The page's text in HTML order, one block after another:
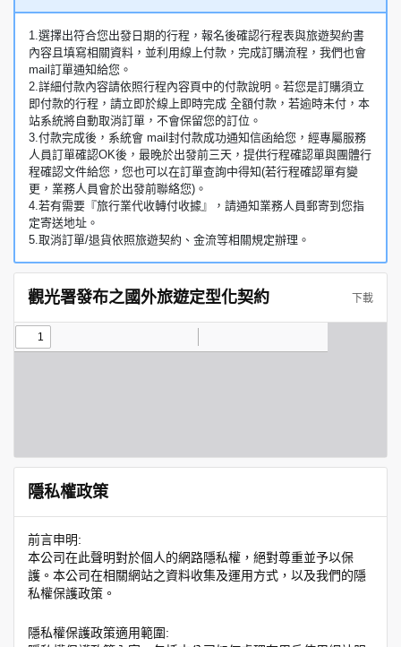
1.選擇出符合您出發日期的行程，報名後確認行程表與旅遊契約書
內容且填寫相關資料，並利用線上付款，完成訂購流程，我們也會
mail訂單通知給您。
2.詳細付款內容請依照行程內容頁中的付款說明。若您是訂購須立
即付款的行程，請立即於線上即時完成 全額付款，若逾時未付，本
站系統將自動取消訂單，不會保留您的訂位。
3.付款完成後，系統會 mail封付款成功通知信函給您，經專屬服務
人員訂單確認OK後，最晚於出發前三天，提供行程確認單與團體行
程確認文件給您，您也可以在訂單查詢中得知(若行程確認單有變
更，業務人員會於出發前聯絡您)。
4.若有需要『旅行業代收轉付收據』，請通知業務人員郵寄到您指
定寄送地址。
5.取消訂單/退貨依照旅遊契約、金流等相關規定辦理。
觀光署發布之國外旅遊定型化契約 下載
隱私權政策
前言申明:
本公司在此聲明對於個人的網路隱私權，絕對尊重並予以保
護。本公司在相關網站之資料收集及運用方式，以及我們的隱
私權保護政策。
隱私權保護政策適用範圍: